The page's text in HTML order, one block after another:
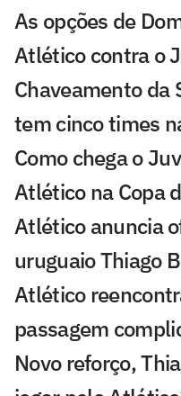
As opções de
Atlético contra o
Chaveamento da
tem cinco times
Como chega o
Atlético na Copa
Atlético anuncia
uruguaio Thiago
Atlético
passagem
Novo reforço,